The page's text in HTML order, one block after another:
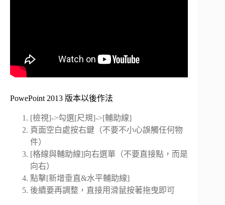
PowePoint 2013 版本以後作法
[檢視]->勾選[尺規]->[輔助線]
頁面空白處按右鍵（不要不小心誤觸任何物
件）
[格線與輔助線]向右選單（不要直接點，而是
向右）
點擊[新增垂直&水平輔助線]
後續要再調整，直接用滑鼠按著拖曳即可